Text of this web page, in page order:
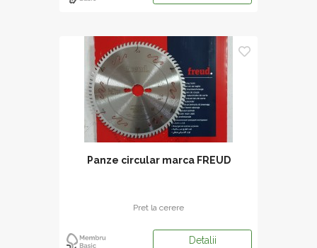
Panze circular marca FREUD
Pret la cerere
Detalii